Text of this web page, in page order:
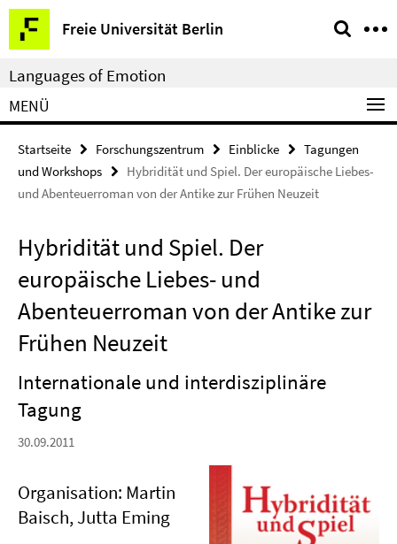
Springe
direkt
zu
Inhalt
Freie Universität Berlin
Service-
Navigation
Languages of Emotion
MENÜ
Startseite Forschungszentrum Einblicke
Tagungen
und Workshops
Hybridität und Spiel. Der europäische Liebes-
und Abenteuerroman von der Antike zur Frühen Neuzeit
Hybridität und Spiel. Der
europäische Liebes- und
Abenteuerroman von der Antike zur
Frühen Neuzeit
Internationale und interdisziplinäre
Tagung
30.09.2011
Organisation: Martin
Baisch, Jutta Eming